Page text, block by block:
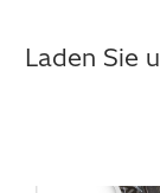
Laden Sie